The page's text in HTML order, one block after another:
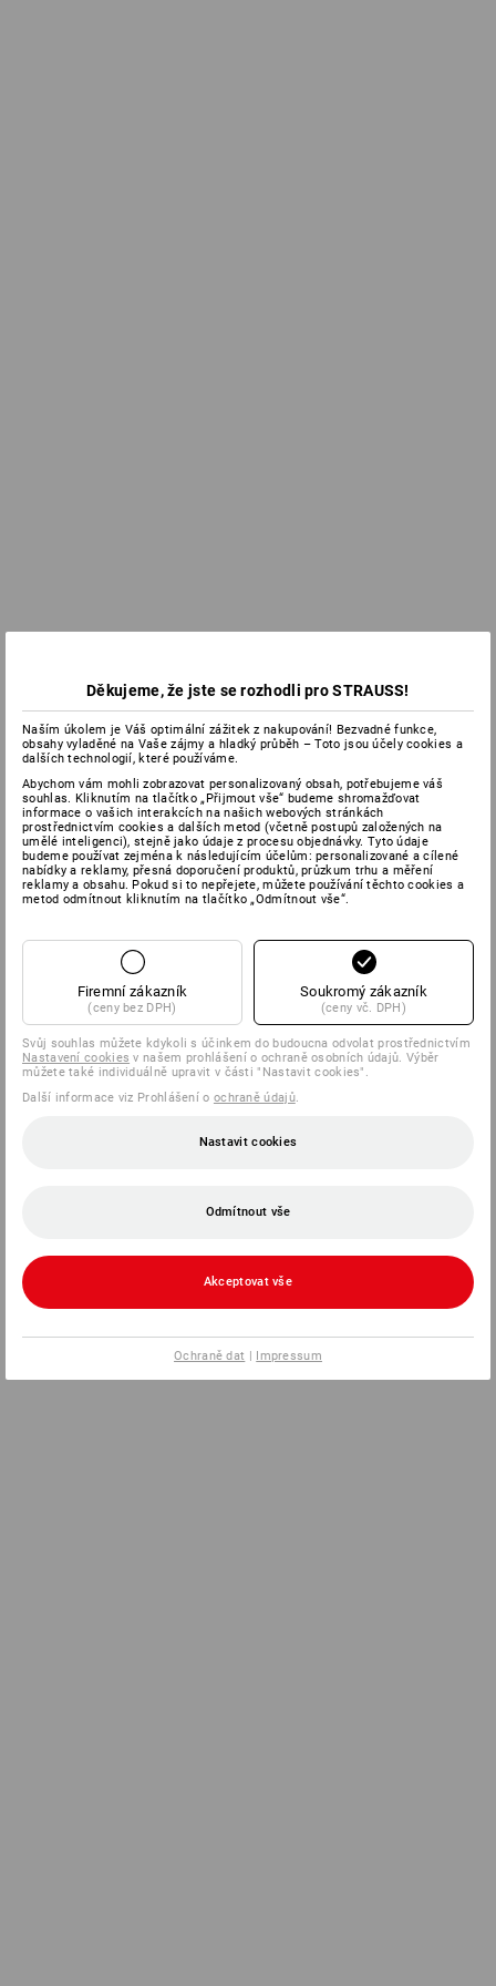
Děkujeme, že jste se rozhodli pro STRAUSS!
Naším úkolem je Váš optimální zážitek z nakupování! Bezvadné funkce,
obsahy vyladěné na Vaše zájmy a hladký průběh – Toto jsou účely cookies a
dalších technologií, které používáme.
Abychom vám mohli zobrazovat personalizovaný obsah, potřebujeme váš
souhlas. Kliknutím na tlačítko „Přijmout vše“ budeme shromažďovat
informace o vašich interakcích na našich webových stránkách
prostřednictvím cookies a dalších metod (včetně postupů založených na
umělé inteligenci), stejně jako údaje z procesu objednávky. Tyto údaje
budeme používat zejména k následujícím účelům: personalizované a cílené
nabídky a reklamy, přesná doporučení produktů, průzkum trhu a měření
reklamy a obsahu. Pokud si to nepřejete, můžete používání těchto cookies a
metod odmítnout kliknutím na tlačítko „Odmítnout vše“.
Firemní zákazník
(ceny bez DPH)
Soukromý zákazník
(ceny vč. DPH)
Svůj souhlas můžete kdykoli s účinkem do budoucna odvolat prostřednictvím
Nastavení cookies v našem prohlášení o ochraně osobních údajů. Výběr
můžete také individuálně upravit v části "Nastavit cookies".
Další informace viz Prohlášení o ochraně údajů.
Nastavit cookies
Odmítnout vše
Akceptovat vše
Ochraně dat | Impressum